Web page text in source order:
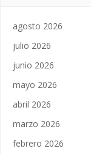
agosto 2026
julio 2026
junio 2026
mayo 2026
abril 2026
marzo 2026
febrero 2026